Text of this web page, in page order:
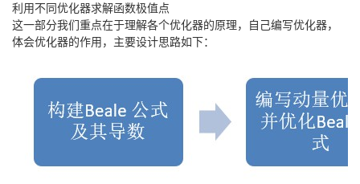
博
客
的
论
坛
我
的
圈
我
的
播
我
活
的
利用不同优化器求解函数极值点
这一部分我们重点在于理解各个优化器的原理，自己编写优化器，
体会优化器的作用，主要设计思路如下：